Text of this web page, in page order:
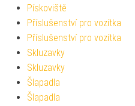
Pískoviště
Příslušenství pro vozítka
Příslušenství pro vozítka
Skluzavky
Skluzavky
Šlapadla
Šlapadla